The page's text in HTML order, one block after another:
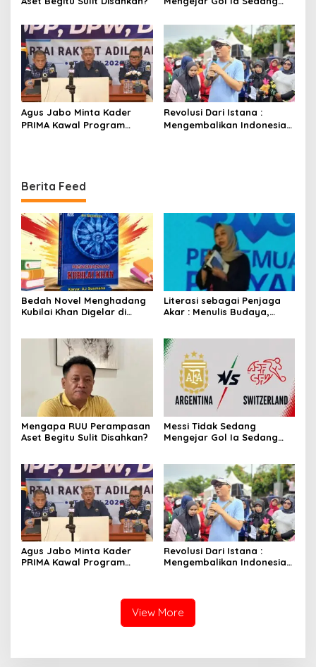
Agus Jabo Minta Kader
PRIMA Kawal Program
Revolusi Dari Istana :
Mengembalikan Indonesia
Berita Feed
Bedah Novel Menghadang
Kubilai Khan Digelar di
Leluhur Nusantara
Literasi sebagai Penjaga
Akar : Menulis Budaya,
Mengapa RUU Perampasan
Aset Begitu Sulit Disahkan?
Messi Tidak Sedang
Mengejar Gol Ia Sedang
Agus Jabo Minta Kader
PRIMA Kawal Program
Revolusi Dari Istana :
Mengembalikan Indonesia
View More